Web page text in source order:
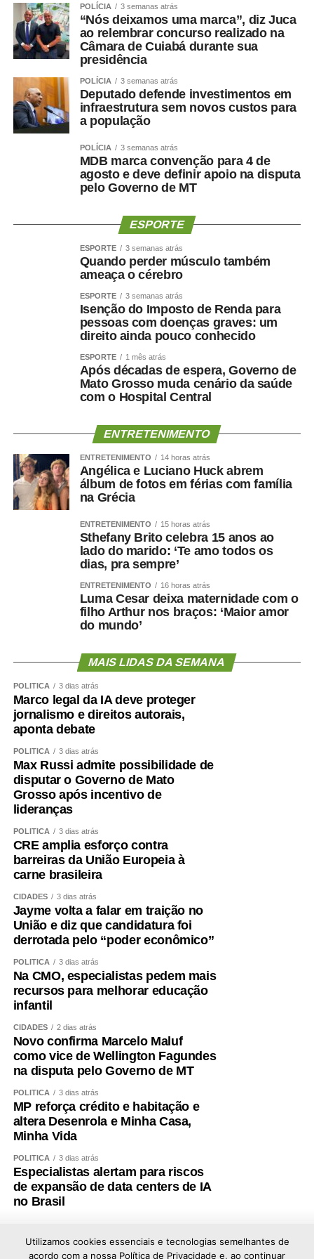
“O protagonismo do HMC é resultado do empenho diário
de equipes multiprofissionais altamente qualificadas e de
uma gestão comprometida com a eficiência e a
humanização da assistência. Além de sermos referência
queimados, temos ampliado a oferta de cirurgias eletivas
e procedimentos especializados, garantindo mais acesso
e qualidade no atendimento prestado aos usuários do
Hospital amplia serviços especializados
Referência estadual em urgência, emergência,
politrauma, traumato-ortopedia e tratamento de
Queimados (CTQ), o HMC funciona em regime de portas
A unidade dispõe de enfermarias adulta e infantil,
Hospital Dia, centros cirúrgicos, salas de medicação e
decisão médica, seis leitos destinados à saúde mental e
estrutura completa para assistência ambulatorial e
Nos últimos meses, o hospital também ampliou a oferta
de procedimentos especializados. Entre junho e julho,
iniciou um mutirão de cirurgias de vesícula por
videolaparoscopia, com previsão de 30 procedimentos
Outra ação inédita colocou Cuiabá em destaque no
cenário nacional. O HMC promoveu um mutirão exclusivo
de cirurgias reparadoras para vítimas de queimaduras
elétricas decorrentes de acidentes de trabalho, tornando-
se a única unidade do país a realizar uma iniciativa
voltada exclusivamente para esse público.
Aproximadamente 20 pacientes foram atendidos durante
indicadores confirmam a capacidade da unidade em
atender pacientes de média e alta complexidade.
“O HMC foi concebido para ser um hospital de alta
regulados das UPAs permite que essas unidades
emergência. Contamos com equipes preparadas,
protocolos bem estabelecidos e uma estrutura capaz de
atender desde casos clínicos até situações de alta
complexidade, como politrauma, queimados e cirurgias
especializadas. Os resultados de maio e junho
demonstram que estamos cumprindo essa missão com
eficiência”, concluiu.
COMENTE ABAIXO:
WhatsApp
Facebook
Twitter
POLÍCIA 3 semanas atrás
“Nós deixamos uma marca”, diz Juca
ao relembrar concurso realizado na
Câmara de Cuiabá durante sua
presidência
POLÍCIA 3 semanas atrás
Deputado defende investimentos em
infraestrutura sem novos custos para
a população
POLÍCIA 3 semanas atrás
MDB marca convenção para 4 de
agosto e deve definir apoio na disputa
pelo Governo de MT
ESPORTE
ESPORTE 3 semanas atrás
Quando perder músculo também
ameaça o cérebro
ESPORTE 3 semanas atrás
Isenção do Imposto de Renda para
pessoas com doenças graves: um
direito ainda pouco conhecido
ESPORTE 1 mês atrás
Após décadas de espera, Governo de
Mato Grosso muda cenário da saúde
com o Hospital Central
ENTRETENIMENTO
ENTRETENIMENTO 14 horas atrás
Angélica e Luciano Huck abrem
álbum de fotos em férias com família
na Grécia
ENTRETENIMENTO 15 horas atrás
Sthefany Brito celebra 15 anos ao
lado do marido: ‘Te amo todos os
dias, pra sempre’
ENTRETENIMENTO 16 horas atrás
Luma Cesar deixa maternidade com o
filho Arthur nos braços: ‘Maior amor
do mundo’
MAIS LIDAS DA SEMANA
POLÍTICA 3 dias atrás
Marco legal da IA deve proteger
jornalismo e direitos autorais,
aponta debate
POLÍTICA 3 dias atrás
Max Russi admite possibilidade de
disputar o Governo de Mato
Grosso após incentivo de
lideranças
POLÍTICA 3 dias atrás
CRE amplia esforço contra
barreiras da União Europeia à
carne brasileira
CIDADES 3 dias atrás
Jayme volta a falar em traição no
União e diz que candidatura foi
derrotada pelo “poder econômico”
POLÍTICA 3 dias atrás
Na CMO, especialistas pedem mais
recursos para melhorar educação
infantil
CIDADES 2 dias atrás
Novo confirma Marcelo Maluf
como vice de Wellington Fagundes
na disputa pelo Governo de MT
POLÍTICA 3 dias atrás
MP reforça crédito e habitação e
altera Desenrola e Minha Casa,
Minha Vida
POLÍTICA 3 dias atrás
Especialistas alertam para riscos
de expansão de data centers de IA
no Brasil
Utilizamos cookies essenciais e tecnologias semelhantes de
acordo com a nossa Política de Privacidade e, ao continuar